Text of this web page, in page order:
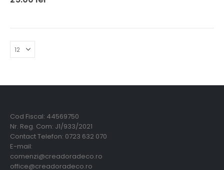
Cod Fiscal: 44569750
Nr. Reg. Com: J1/933/2021
Contact Telefon: 0723 632 070
E-mail:
comenzi@creadoradeco.ro
office@creadoradeco.ro